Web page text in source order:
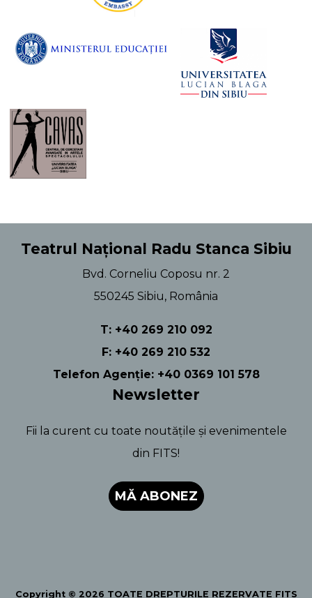
Teatrul Național Radu Stanca Sibiu
Bvd. Corneliu Coposu nr. 2
550245 Sibiu, România
T: +40 269 210 092
F: +40 269 210 532
Telefon Agenție: +40 0369 101 578
Newsletter
Fii la curent cu toate noutățile și evenimentele
din FITS!
MĂ ABONEZ
Copyright © 2026 TOATE DREPTURILE REZERVATE FITS